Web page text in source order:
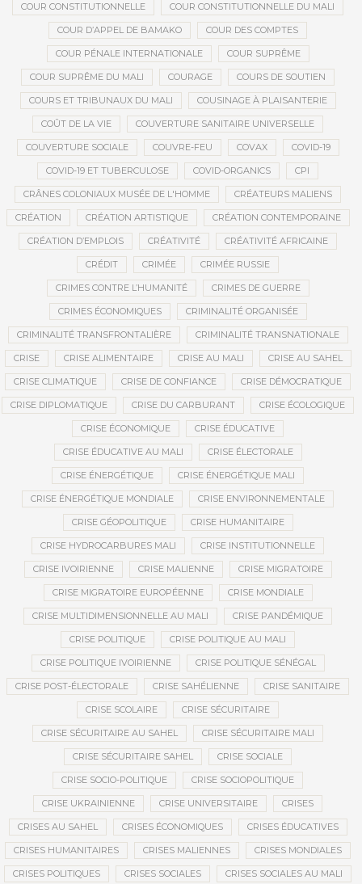
COUR CONSTITUTIONNELLE COUR CONSTITUTIONNELLE DU MALI
COUR D’APPEL DE BAMAKO COUR DES COMPTES
COUR PÉNALE INTERNATIONALE COUR SUPRÊME
COUR SUPRÊME DU MALI COURAGE COURS DE SOUTIEN
COURS ET TRIBUNAUX DU MALI COUSINAGE À PLAISANTERIE
COÛT DE LA VIE COUVERTURE SANITAIRE UNIVERSELLE
COUVERTURE SOCIALE COUVRE-FEU COVAX COVID-19
COVID-19 ET TUBERCULOSE COVID-ORGANICS CPI
CRÂNES COLONIAUX MUSÉE DE L'HOMME CRÉATEURS MALIENS
CRÉATION CRÉATION ARTISTIQUE CRÉATION CONTEMPORAINE
CRÉATION D’EMPLOIS CRÉATIVITÉ CRÉATIVITÉ AFRICAINE
CRÉDIT CRIMÉE CRIMÉE RUSSIE
CRIMES CONTRE L’HUMANITÉ CRIMES DE GUERRE
CRIMES ÉCONOMIQUES CRIMINALITÉ ORGANISÉE
CRIMINALITÉ TRANSFRONTALIÈRE CRIMINALITÉ TRANSNATIONALE
CRISE CRISE ALIMENTAIRE CRISE AU MALI CRISE AU SAHEL
CRISE CLIMATIQUE CRISE DE CONFIANCE CRISE DÉMOCRATIQUE
CRISE DIPLOMATIQUE CRISE DU CARBURANT CRISE ÉCOLOGIQUE
CRISE ÉCONOMIQUE CRISE ÉDUCATIVE
CRISE ÉDUCATIVE AU MALI CRISE ÉLECTORALE
CRISE ÉNERGÉTIQUE CRISE ÉNERGÉTIQUE MALI
CRISE ÉNERGÉTIQUE MONDIALE CRISE ENVIRONNEMENTALE
CRISE GÉOPOLITIQUE CRISE HUMANITAIRE
CRISE HYDROCARBURES MALI CRISE INSTITUTIONNELLE
CRISE IVOIRIENNE CRISE MALIENNE CRISE MIGRATOIRE
CRISE MIGRATOIRE EUROPÉENNE CRISE MONDIALE
CRISE MULTIDIMENSIONNELLE AU MALI CRISE PANDÉMIQUE
CRISE POLITIQUE CRISE POLITIQUE AU MALI
CRISE POLITIQUE IVOIRIENNE CRISE POLITIQUE SÉNÉGAL
CRISE POST-ÉLECTORALE CRISE SAHÉLIENNE CRISE SANITAIRE
CRISE SCOLAIRE CRISE SÉCURITAIRE
CRISE SÉCURITAIRE AU SAHEL CRISE SÉCURITAIRE MALI
CRISE SÉCURITAIRE SAHEL CRISE SOCIALE
CRISE SOCIO-POLITIQUE CRISE SOCIOPOLITIQUE
CRISE UKRAINIENNE CRISE UNIVERSITAIRE CRISES
CRISES AU SAHEL CRISES ÉCONOMIQUES CRISES ÉDUCATIVES
CRISES HUMANITAIRES CRISES MALIENNES CRISES MONDIALES
CRISES POLITIQUES CRISES SOCIALES CRISES SOCIALES AU MALI